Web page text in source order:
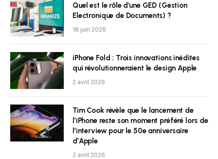
Quel est le rôle d’une GED (Gestion
Electronique de Documents) ?
18 juin 2026
iPhone Fold : Trois innovations inédites
qui révolutionneraient le design Apple
2 avril 2026
Tim Cook révèle que le lancement de
l’iPhone reste son moment préféré lors de
l’interview pour le 50e anniversaire
d’Apple
2 avril 2026